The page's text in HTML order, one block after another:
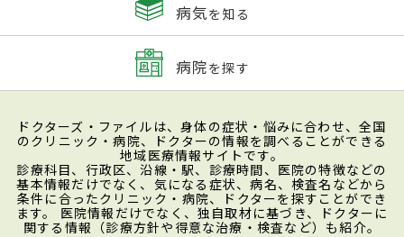
病気を知る
病院を探す
ドクターズ・ファイルは、身体の症状・悩みに合わせ、全国
のクリニック・病院、ドクターの情報を調べることができる
地域医療情報サイトです。
診療科目、行政区、沿線・駅、診療時間、医院の特徴などの
基本情報だけでなく、気になる症状、病名、検査名などから
条件に合ったクリニック・病院、ドクターを探すことができ
ます。 医院情報だけでなく、独自取材に基づき、ドクターに
関する情報（診療方針や得意な治療・検査など）も紹介。